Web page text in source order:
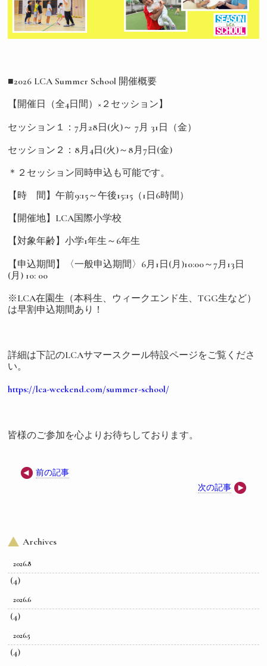
■2026 LCA Summer School 開催概要
【開催日（全4日間）×２セッション】
セッション１：7月28日(火)～ 7月 31日（金）
セッション２：8月4日(火)～8月7日(金)
＊２セッション同時申込も可能です。
【時 間】午前9:15～午後15:15（1日6時間）
【開催地】LCA国際小学校
【対象年齢】小学1年生～6年生
【申込期間】〈一般申込期間〉6月1日(月)10:00～7月13日
(月) 10: 00
※LCA在園生（本科生、ウィークエンド生、TGG生など）
は早割申込期間あり！
詳細は下記のLCAサマースクール特設ページをご覧くださ
い。
https://lca-weekend.com/summer-school/
皆様のご参加を心よりお待ちしております。
前の記事
次の記事
Archives
2026.8
(4)
2026.6
(4)
2026.5
(4)